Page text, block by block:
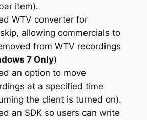
item).
WTV converter for
allowing commercials to
from WTV recordings
7 Only)
an option to move
at a specified time
the client is turned on).
an SDK so users can write